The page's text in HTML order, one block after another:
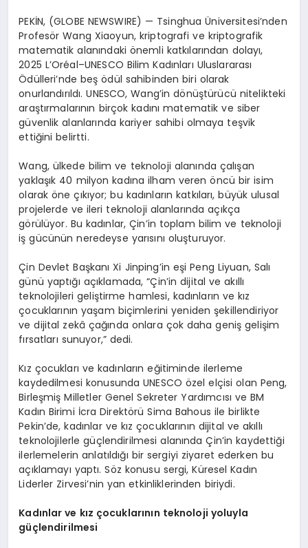
PEKİN, (GLOBE NEWSWIRE) — Tsinghua Üniversitesi’nden
Profesör Wang Xiaoyun, kriptografi ve kriptografik
matematik alanındaki önemli katkılarından dolayı,
2025 L’Oréal–UNESCO Bilim Kadınları Uluslararası
Ödülleri’nde beş ödül sahibinden biri olarak
onurlandırıldı. UNESCO, Wang’in dönüştürücü nitelikteki
araştırmalarının birçok kadını matematik ve siber
güvenlik alanlarında kariyer sahibi olmaya teşvik
ettiğini belirtti.
Wang, ülkede bilim ve teknoloji alanında çalışan
yaklaşık 40 milyon kadına ilham veren öncü bir isim
olarak öne çıkıyor; bu kadınların katkıları, büyük ulusal
projelerde ve ileri teknoloji alanlarında açıkça
görülüyor. Bu kadınlar, Çin’in toplam bilim ve teknoloji
iş gücünün neredeyse yarısını oluşturuyor.
Çin Devlet Başkanı Xi Jinping’in eşi Peng Liyuan, Salı
günü yaptığı açıklamada, “Çin’in dijital ve akıllı
teknolojileri geliştirme hamlesi, kadınların ve kız
çocuklarının yaşam biçimlerini yeniden şekillendiriyor
ve dijital zekâ çağında onlara çok daha geniş gelişim
fırsatları sunuyor,” dedi.
Kız çocukları ve kadınların eğitiminde ilerleme
kaydedilmesi konusunda UNESCO özel elçisi olan Peng,
Birleşmiş Milletler Genel Sekreter Yardımcısı ve BM
Kadın Birimi İcra Direktörü Sima Bahous ile birlikte
Pekin’de, kadınlar ve kız çocuklarının dijital ve akıllı
teknolojilerle güçlendirilmesi alanında Çin’in kaydettiği
ilerlemelerin anlatıldığı bir sergiyi ziyaret ederken bu
açıklamayı yaptı. Söz konusu sergi, Küresel Kadın
Liderler Zirvesi’nin yan etkinliklerinden biriydi.
Kadınlar ve kız çocuklarının teknoloji yoluyla
güçlendirilmesi